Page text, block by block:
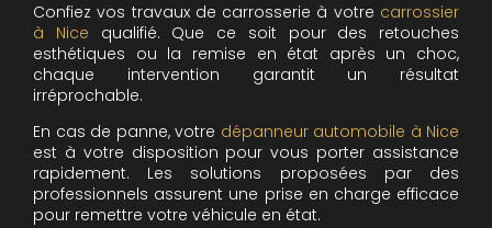
Confiez vos travaux de carrosserie à votre carrossier
à Nice qualifié. Que ce soit pour des retouches
esthétiques ou la remise en état après un choc,
chaque intervention garantit un résultat
irréprochable.
En cas de panne, votre dépanneur automobile à Nice
est à votre disposition pour vous porter assistance
rapidement. Les solutions proposées par des
professionnels assurent une prise en charge efficace
pour remettre votre véhicule en état.